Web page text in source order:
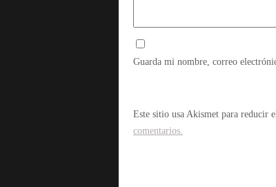
Guarda mi nombre, correo
Este sitio usa Akismet para reducir
comentarios.